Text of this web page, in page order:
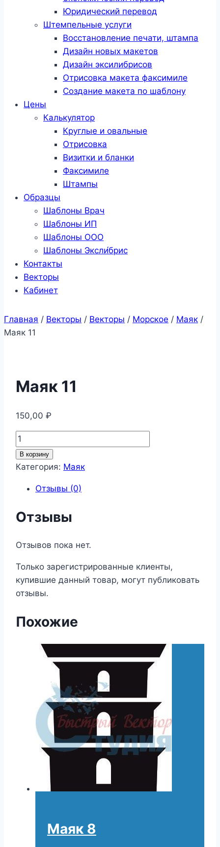
Юридический перевод
Штемпельные услуги
Восстановление печати, штампа
Дизайн новых макетов
Дизайн эксилибрисов
Отрисовка макета факсимиле
Создание макета по шаблону
Цены
Калькулятор
Круглые и овальные
Отрисовка
Визитки и бланки
Факсимиле
Штампы
Образцы
Шаблоны Врач
Шаблоны ИП
Шаблоны ООО
Шаблоны Эксли́брис
Контакты
Векторы
Кабинет
Главная / Векторы / Векторы / Морское / Маяк /
Маяк 11
Маяк 11
150,00 ₽
Количество
товара
Маяк
В корзину
Категория: Маяк
Отзывы (0)
Отзывы
Отзывов пока нет.
Только зарегистрированные клиенты,
купившие данный товар, могут публиковать
отзывы.
Похожие
Маяк 8